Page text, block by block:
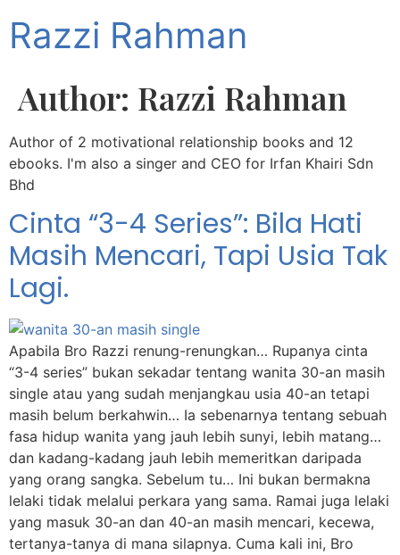
Razzi Rahman
Author: Razzi Rahman
Author of 2 motivational relationship books and 12
ebooks. I'm also a singer and CEO for Irfan Khairi Sdn
Bhd
Cinta “3-4 Series”: Bila Hati
Masih Mencari, Tapi Usia Tak
Lagi.
Apabila Bro Razzi renung-renungkan… Rupanya cinta
“3-4 series” bukan sekadar tentang wanita 30-an masih
single atau yang sudah menjangkau usia 40-an tetapi
masih belum berkahwin… Ia sebenarnya tentang sebuah
fasa hidup wanita yang jauh lebih sunyi, lebih matang…
dan kadang-kadang jauh lebih memeritkan daripada
yang orang sangka. Sebelum tu… Ini bukan bermakna
lelaki tidak melalui perkara yang sama. Ramai juga lelaki
yang masuk 30-an dan 40-an masih mencari, kecewa,
tertanya-tanya di mana silapnya. Cuma kali ini, Bro